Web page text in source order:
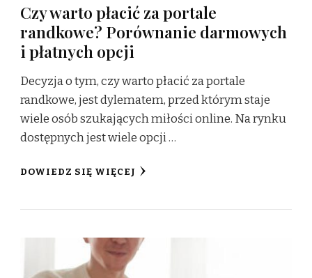
Czy warto płacić za portale
randkowe? Porównanie darmowych
i płatnych opcji
Decyzja o tym, czy warto płacić za portale
randkowe, jest dylematem, przed którym staje
wiele osób szukających miłości online. Na rynku
dostępnych jest wiele opcji …
DOWIEDZ SIĘ WIĘCEJ